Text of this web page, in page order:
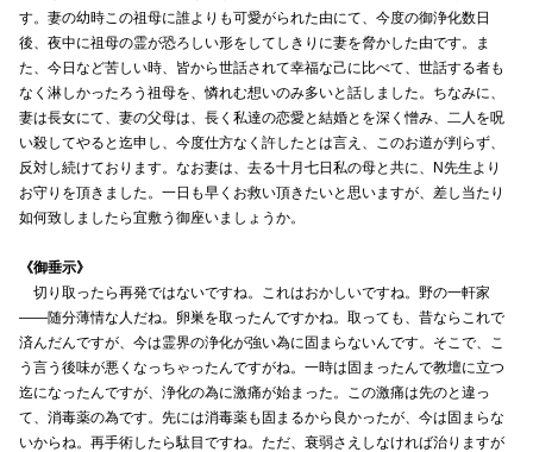
す。妻の幼時この祖母に誰よりも可愛がられた由にて、今度の御浄化数日
後、夜中に祖母の霊が恐ろしい形をしてしきりに妻を脅かした由です。ま
た、今日など苦しい時、皆から世話されて幸福な己に比べて、世話する者も
なく淋しかったろう祖母を、憐れむ想いのみ多いと話しました。ちなみに、
妻は長女にて、妻の父母は、長く私達の恋愛と結婚とを深く憎み、二人を呪
い殺してやると迄申し、今度仕方なく許したとは言え、このお道が判らず、
反対し続けております。なお妻は、去る十月七日私の母と共に、N先生より
お守りを頂きました。一日も早くお救い頂きたいと思いますが、差し当たり
如何致しましたら宜敷う御座いましょうか。
《御垂示》
切り取ったら再発ではないですね。これはおかしいですね。野の一軒家
――随分薄情な人だね。卵巣を取ったんですかね。取っても、昔ならこれで
済んだんですが、今は霊界の浄化が強い為に固まらないんです。そこで、こ
う言う後味が悪くなっちゃったんですがね。一時は固まったんで教壇に立つ
迄になったんですが、浄化の為に激痛が始まった。この激痛は先のと違っ
て、消毒薬の為です。先には消毒薬も固まるから良かったが、今は固まらな
いからね。再手術したら駄目ですね。ただ、衰弱さえしなければ治りますが